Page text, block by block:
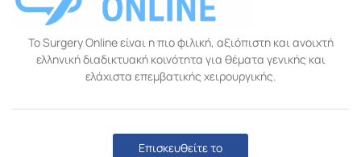
Το Surgery Online είναι η πιο φιλική, αξιόπιστη και ανοιχτή
ελληνική διαδικτυακή κοινότητα για θέματα γενικής και
ελάχιστα επεμβατικής χειρουργικής.
Επισκευθείτε το